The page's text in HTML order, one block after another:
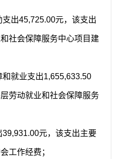
支出45,725.00元，该支出
社会保障服务中心项目建
和就业支出1,655,633.50
劳动就业和社会保障服务
39,931.00元，该支出主要
工作经费 ；